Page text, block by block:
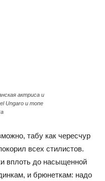
актриса и
Ungaro и топе
табу как чересчур
всех стилистов.
вплоть до насыщенной
и брюнеткам: надо